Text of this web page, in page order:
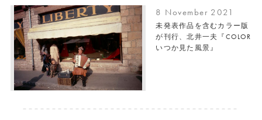
8 November 2021
未発表作品を含むカラー版
が刊行、北井一夫『COLOR
いつか見た風景』